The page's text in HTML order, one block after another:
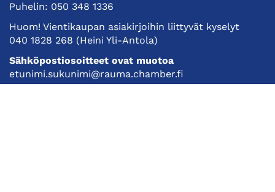
Puhelin: 050 348 1336
Huom! Vientikaupan asiakirjoihin liittyvät kyselyt
040 1828 268 (Heini Yli-Antola)
Sähköpostiosoitteet ovat muotoa
etunimi.sukunimi@rauma.chamber.fi